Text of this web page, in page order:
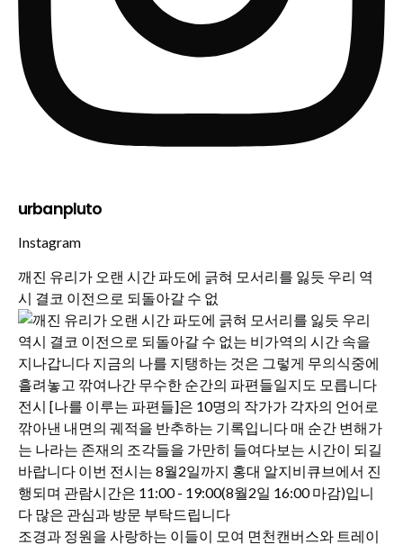
urbanpluto
Instagram
깨진 유리가 오랜 시간 파도에 긁혀 모서리를 잃듯 우리 역
시 결코 이전으로 되돌아갈 수 없
조경과 정원을 사랑하는 이들이 모여 면천캔버스와 트레이